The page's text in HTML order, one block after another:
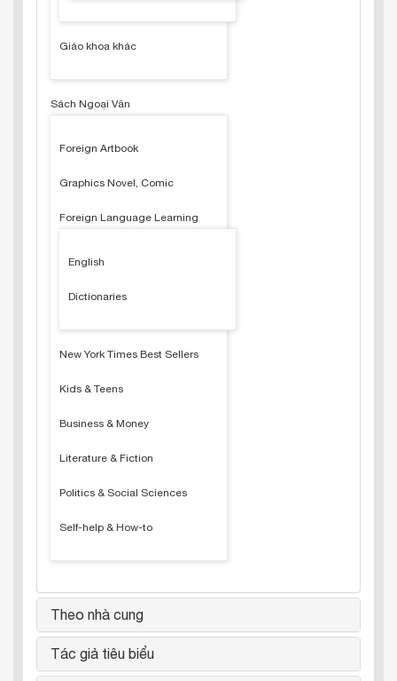
Giáo khoa khác
Sách Ngoại Văn
Foreign Artbook
Graphics Novel, Comic
Foreign Language Learning
English
Dictionaries
New York Times Best Sellers
Kids & Teens
Business & Money
Literature & Fiction
Politics & Social Sciences
Self-help & How-to
Theo nhà cung
Tác giả tiêu biểu